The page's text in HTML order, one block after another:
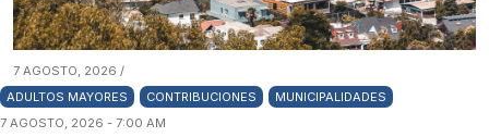
7 AGOSTO, 2026 /
ADULTOS MAYORES
CONTRIBUCIONES
MUNICIPALIDADES
7 AGOSTO, 2026 - 7:00 AM